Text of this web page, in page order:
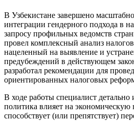
В Узбекистане завершено
интеграции гендерного подхода в
запросу профильных ведомств
провел комплексный анализ
нацеленный на выявление и
предубеждений в действующем
разработал рекомендации для
ориентированных налоговых
В ходе работы специалист детально
политика влияет на
способствует (или препятствует)